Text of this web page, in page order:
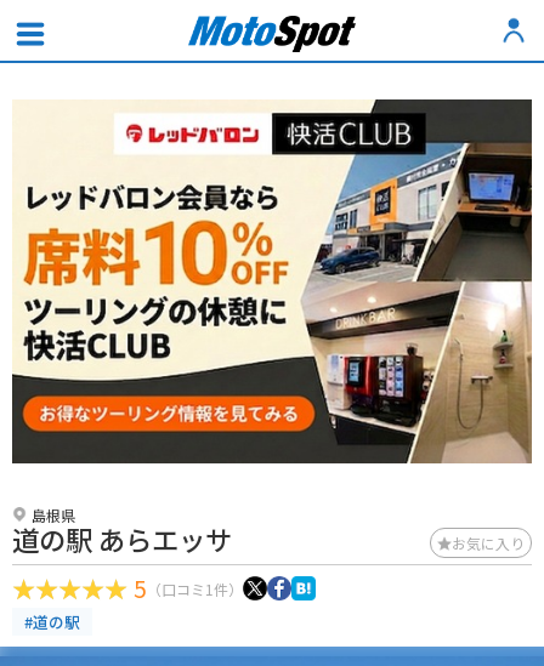
島根県
道の駅 あらエッサ お気に入り
5 （口コミ1件）
#道の駅